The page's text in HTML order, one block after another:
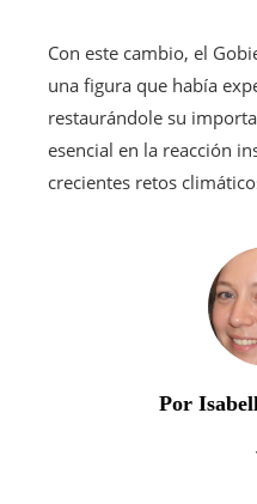
Con este cambio, el
una figura que había
restaurándole su
esencial en la reacción
crecientes retos
Por